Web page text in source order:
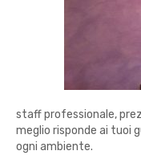
staff professionale,
meglio risponde ai tuoi
ogni ambiente.